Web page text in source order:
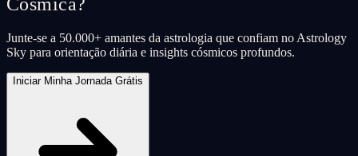
Junte-se a 50.000+ amantes da astrologia que confiam no Astrology
Sky para orientação diária e insights cósmicos profundos.
Iniciar Minha Jornada Grátis